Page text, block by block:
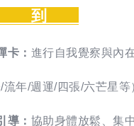
到
卡： 進行自我覺察與內
/流年/週運/四張/六芒星
導： 協助身體放鬆、集